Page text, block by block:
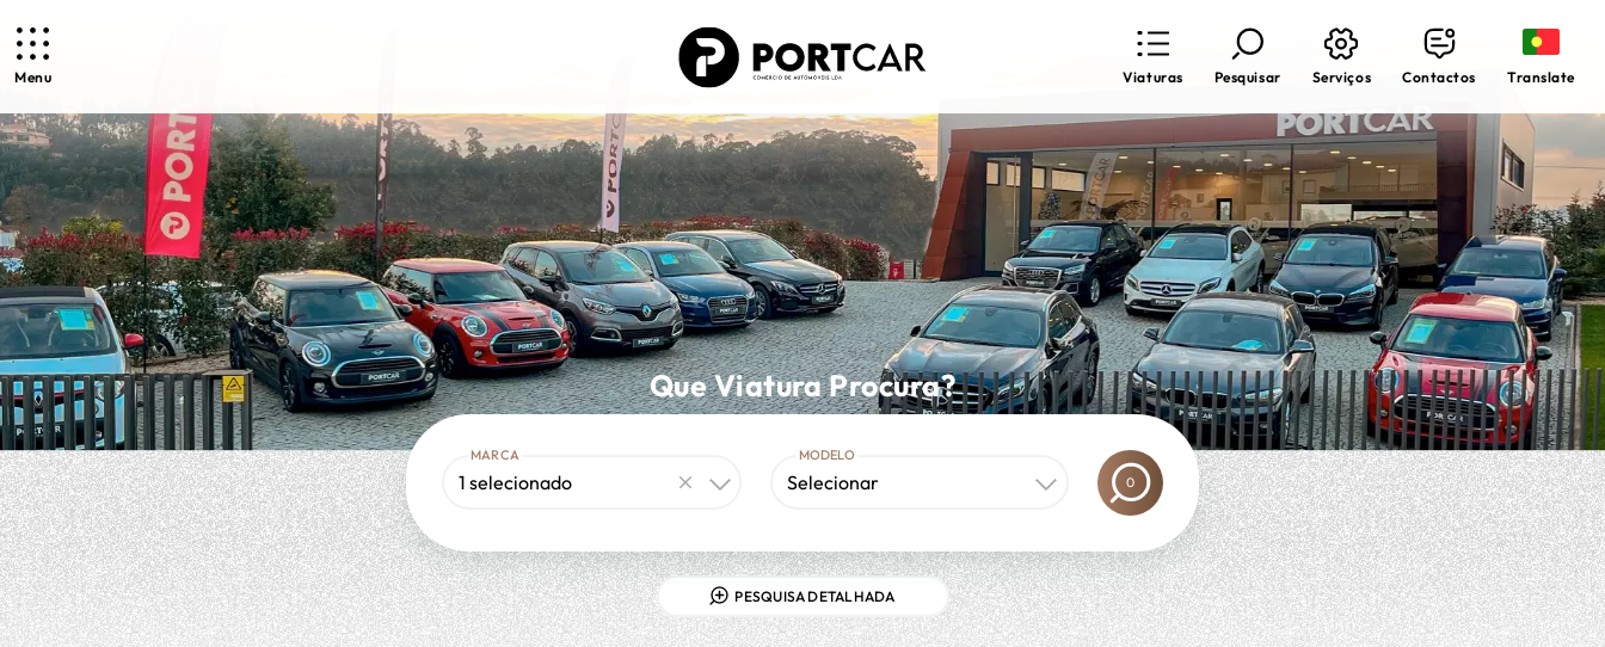
Menu Viaturas Pesquisar Serviços Contactos Translate
Que Viatura Procura?
MARCA
1 selecionado
MODELO
Selecionar 0
PESQUISA DETALHADA